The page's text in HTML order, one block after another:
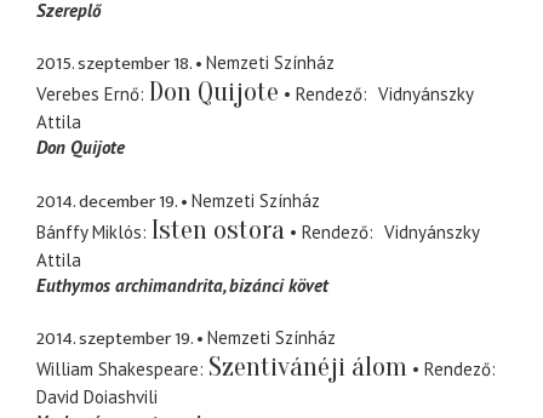
Szereplő
2015. szeptember 18.
Nemzeti Színház
Verebes Ernő Don Quijote Rendező
Vidnyánszky
Attila
Don Quijote
2014. december 19.
Nemzeti Színház
Bánffy Miklós Isten ostora Rendező
Vidnyánszky
Attila
Euthymos archimandrita bizánci követ
2014. szeptember 19.
Nemzeti Színház
William Shakespeare Szentivánéji álom
Rendező
David Doiashvili